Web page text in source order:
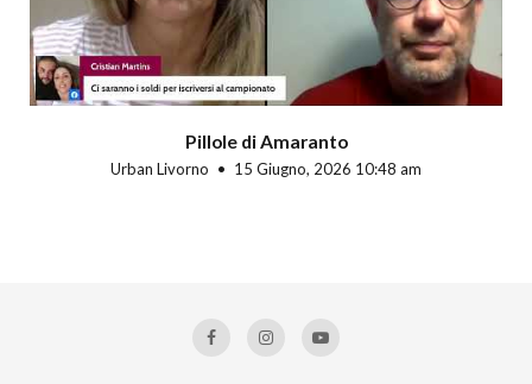
Pillole di Amaranto
Urban Livorno 15 Giugno, 2026 10:48 am